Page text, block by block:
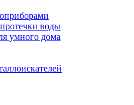
воды
умного дома